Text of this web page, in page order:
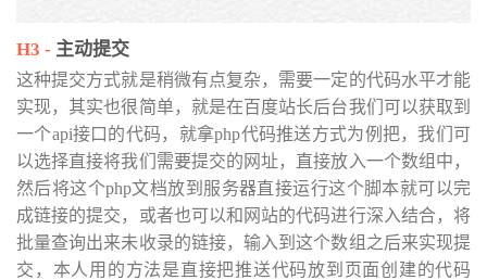
主动提交
这种提交方式就是稍微有点复杂，需要一定的代码水平才能
实现，其实也很简单，就是在百度站长后台我们可以获取到
一个api接口的代码，就拿php代码推送方式为例把，我们可
以选择直接将我们需要提交的网址，直接放入一个数组中，
然后将这个php文档放到服务器直接运行这个脚本就可以完
成链接的提交，或者也可以和网站的代码进行深入结合，将
批量查询出来未收录的链接，输入到这个数组之后来实现提
交，本人用的方法是直接把推送代码放到页面创建的代码